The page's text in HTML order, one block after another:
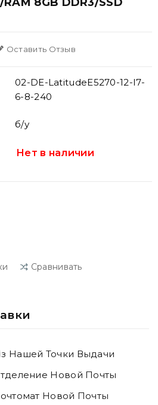
Оставить Отзыв
02-DE-LatitudeE5270-12-I7-
6-8-240
б/у
Нет в наличии
Сравнивать
Нашей Точки Выдачи
Новой Почты
Новой Почты